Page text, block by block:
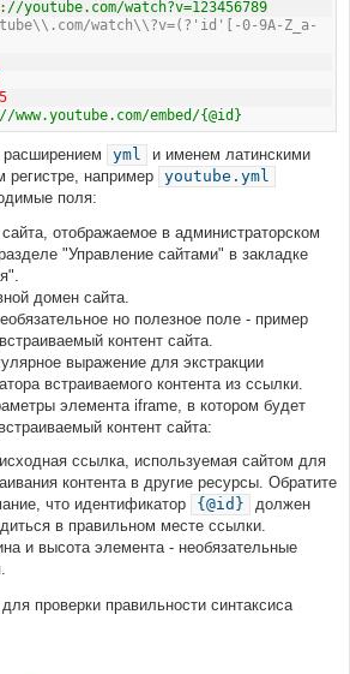
: //youtube.com/watch?v=123456789
watch\\?v=(?'id'[-0-9A-Z_a-
//www.youtube.com/embed/{@id}
yml
и именем латинскими
регистре, например youtube.yml
поля:
отображаемое в администраторском
"Управление сайтами" в закладке
домен сайта.
но полезное поле - пример
контент сайта.
выражение для экстракции
встраиваемого контента из ссылки.
элемента iframe, в котором будет
контент сайта:
исходная ссылка, используемая сайтом для
контента в другие ресурсы. Обратите
что идентификатор
{@id}
должен
в правильном месте ссылки.
и высота элемента - необязательные
проверки правильности синтаксиса